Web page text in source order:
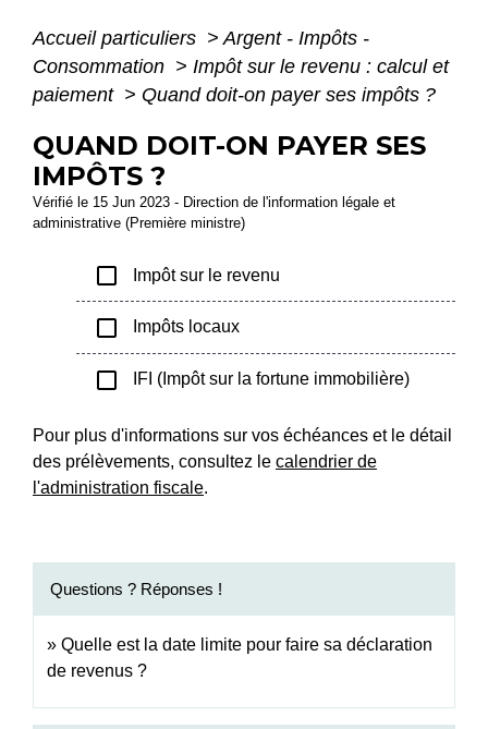
Accueil particuliers > Argent - Impôts -
Consommation > Impôt sur le revenu : calcul et
paiement > Quand doit-on payer ses impôts ?
QUAND DOIT-ON PAYER SES
IMPÔTS ?
Vérifié le 15 Jun 2023 - Direction de l'information légale et
administrative (Première ministre)
check_box_outline_blank Impôt sur le revenu
check_box_outline_blank Impôts locaux
check_box_outline_blank IFI (Impôt sur la fortune immobilière)
Pour plus d'informations sur vos échéances et le détail
des prélèvements, consultez le calendrier de
l'administration fiscale.
Questions ? Réponses !
Quelle est la date limite pour faire sa déclaration
de revenus ?